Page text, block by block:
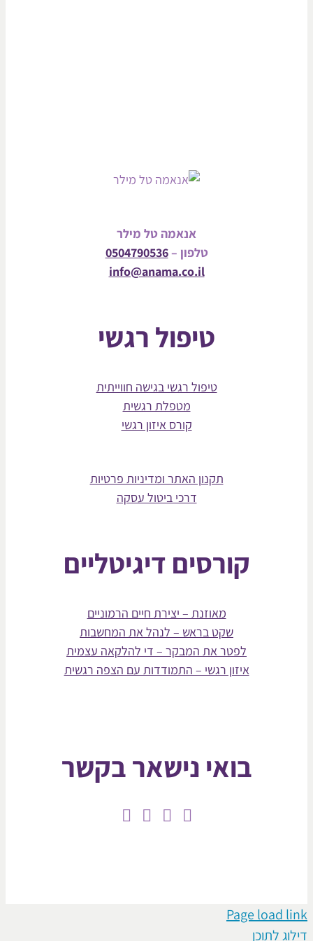
אנאמה טל מילר
טלפון –0504790536
info@anama.co.il
טיפול רגשי
טיפול רגשי בגישה חווייתית
מטפלת רגשית
קורס איזון רגשי
תקנון האתר ומדיניות פרטיות
דרכי ביטול עסקה
קורסים דיגיטליים
מאוזנת – יצירת חיים הרמוניים
שקט בראש – לנהל את המחשבות
לפטר את המבקר – די להלקאה עצמית
איזון רגשי – התמודדות עם הצפה רגשית
בואי נישאר בקשר
Page